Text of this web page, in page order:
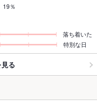
19％
落ち着いた
特別な日
る